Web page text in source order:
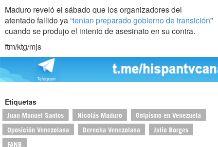
Maduro reveló el sábado que los organizadores del
atentado fallido ya“tenían preparado gobierno de transición”
cuando se produjo el intento de asesinato en su contra.
ftm/ktg/mjs
Etiquetas
Juan Manuel Santos Nicolás Maduro Golpismo en Venezuela
Oposición Venezolana Derecha Venezolana Julio Borges
FANB